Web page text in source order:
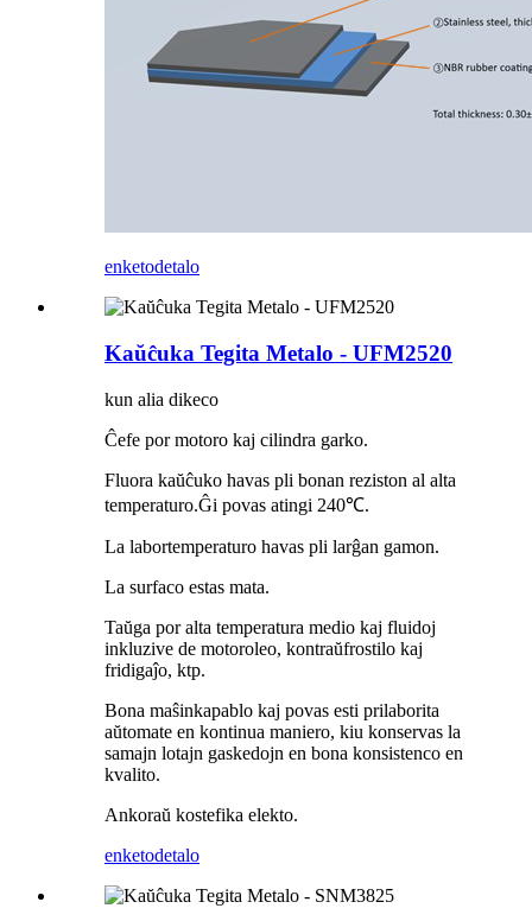
enketodetalo
Kaŭĉuka Tegita Metalo - UFM2520
kun alia dikeco
Ĉefe por motoro kaj cilindra garko.
Fluora kaŭĉuko havas pli bonan reziston al alta
temperaturo.Ĝi povas atingi 240℃.
La labortemperaturo havas pli larĝan gamon.
La surfaco estas mata.
Taŭga por alta temperatura medio kaj fluidoj
inkluzive de motoroleo, kontraŭfrostilo kaj
fridigaĵo, ktp.
Bona maŝinkapablo kaj povas esti prilaborita
aŭtomate en kontinua maniero, kiu konservas la
samajn lotajn gaskedojn en bona konsistenco en
kvalito.
Ankoraŭ kostefika elekto.
enketodetalo